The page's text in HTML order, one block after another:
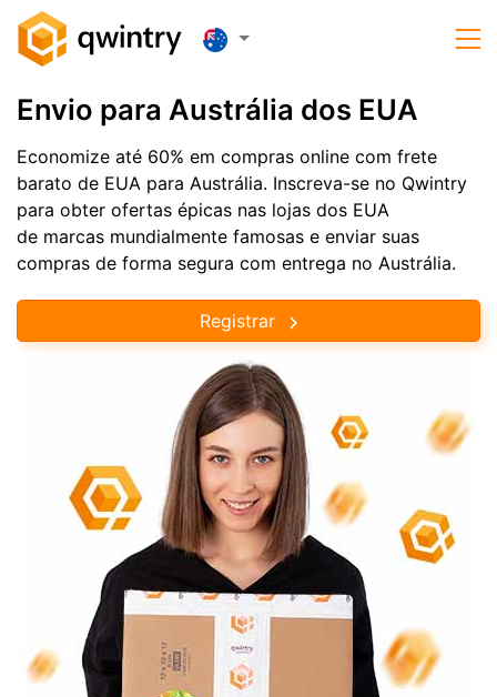
Envio para Austrália dos EUA
Economize até 60% em compras online com frete
barato de EUA para Austrália. Inscreva-se no Qwintry
para obter ofertas épicas nas lojas dos EUA
de marcas mundialmente famosas e enviar suas
compras de forma segura com entrega no Austrália.
Registrar